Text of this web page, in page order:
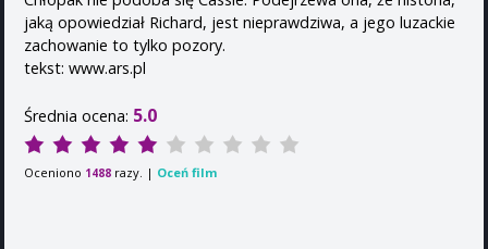
jaką opowiedział Richard, jest nieprawdziwa, a jego luzackie
zachowanie to tylko pozory.
tekst: www.ars.pl
Średnia ocena: 5.0
Oceniono 1488 razy. | Oceń film